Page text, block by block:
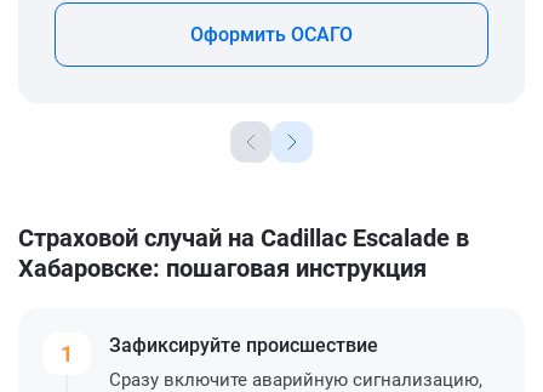
Оформить ОСАГО
Страховой случай на Cadillac Escalade в
Хабаровске: пошаговая инструкция
1 Зафиксируйте происшествие
Сразу включите аварийную сигнализацию,